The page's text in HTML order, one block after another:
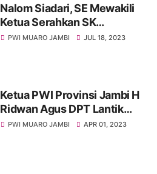
Nalom Siadari, SE Mewakili
Ketua Serahkan SK
Kepengurusan PWI Muaro
PWI MUARO JAMBI JUL 18, 2023
Ketua PWI Provinsi Jambi H
Ridwan Agus DPT Lantik
Pengurus PWI Kabupaten
PWI MUARO JAMBI APR 01, 2023